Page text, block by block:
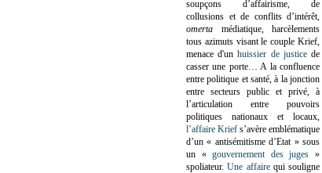
soupçons d’affairisme, de
collusions et de conflits d’intérêt,
omerta médiatique, harcèlements
tous azimuts visant le couple Krief,
menace d'unhuissier de justicede
casser une porte… A la confluence
entre politique et santé, à la jonction
entre secteurs public et privé, à
l’articulation entre pouvoirs
politiques nationaux et locaux,
l’affaire Krief s’avère emblématique
d’un « antisémitisme d’Etat » sous
un «gouvernement des juges »
spoliateur.Une affairequi souligne